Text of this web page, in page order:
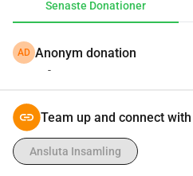
belopp. Varje gest betyder
Vi tackar er av hela vårt hjärta
Senaste Donationer
AD Anonym donation
-
Team up and connect
Ansluta Insamling